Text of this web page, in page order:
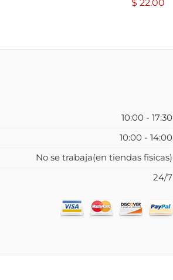
$ 22.00
10:00 - 17:30
10:00 - 14:00
No se trabaja(en tiendas fisicas)
24/7